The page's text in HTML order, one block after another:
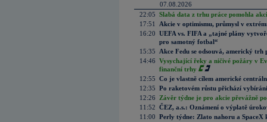
07.08.2026
22:05 Slabá data z trhu práce pomohla
17:51
Akcie v optimismu, průmysl v
16:20 UEFA vs. FIFA a „tajné plány
pro samotný fotbal“
15:35
Akce Fedu se odsouvá, americký
14:46 Vysychající řeky a ničivé požáry v
finanční trhy
12:55 Co je vlastně cílem americké
12:35 Po raketovém růstu přichází
12:26
Závěr týdne je pro akcie převážně
11:52 ČEZ, a.s.: Oznámení o výplatě
11:00 Perly týdne: Zlato nahoru a SpaceX